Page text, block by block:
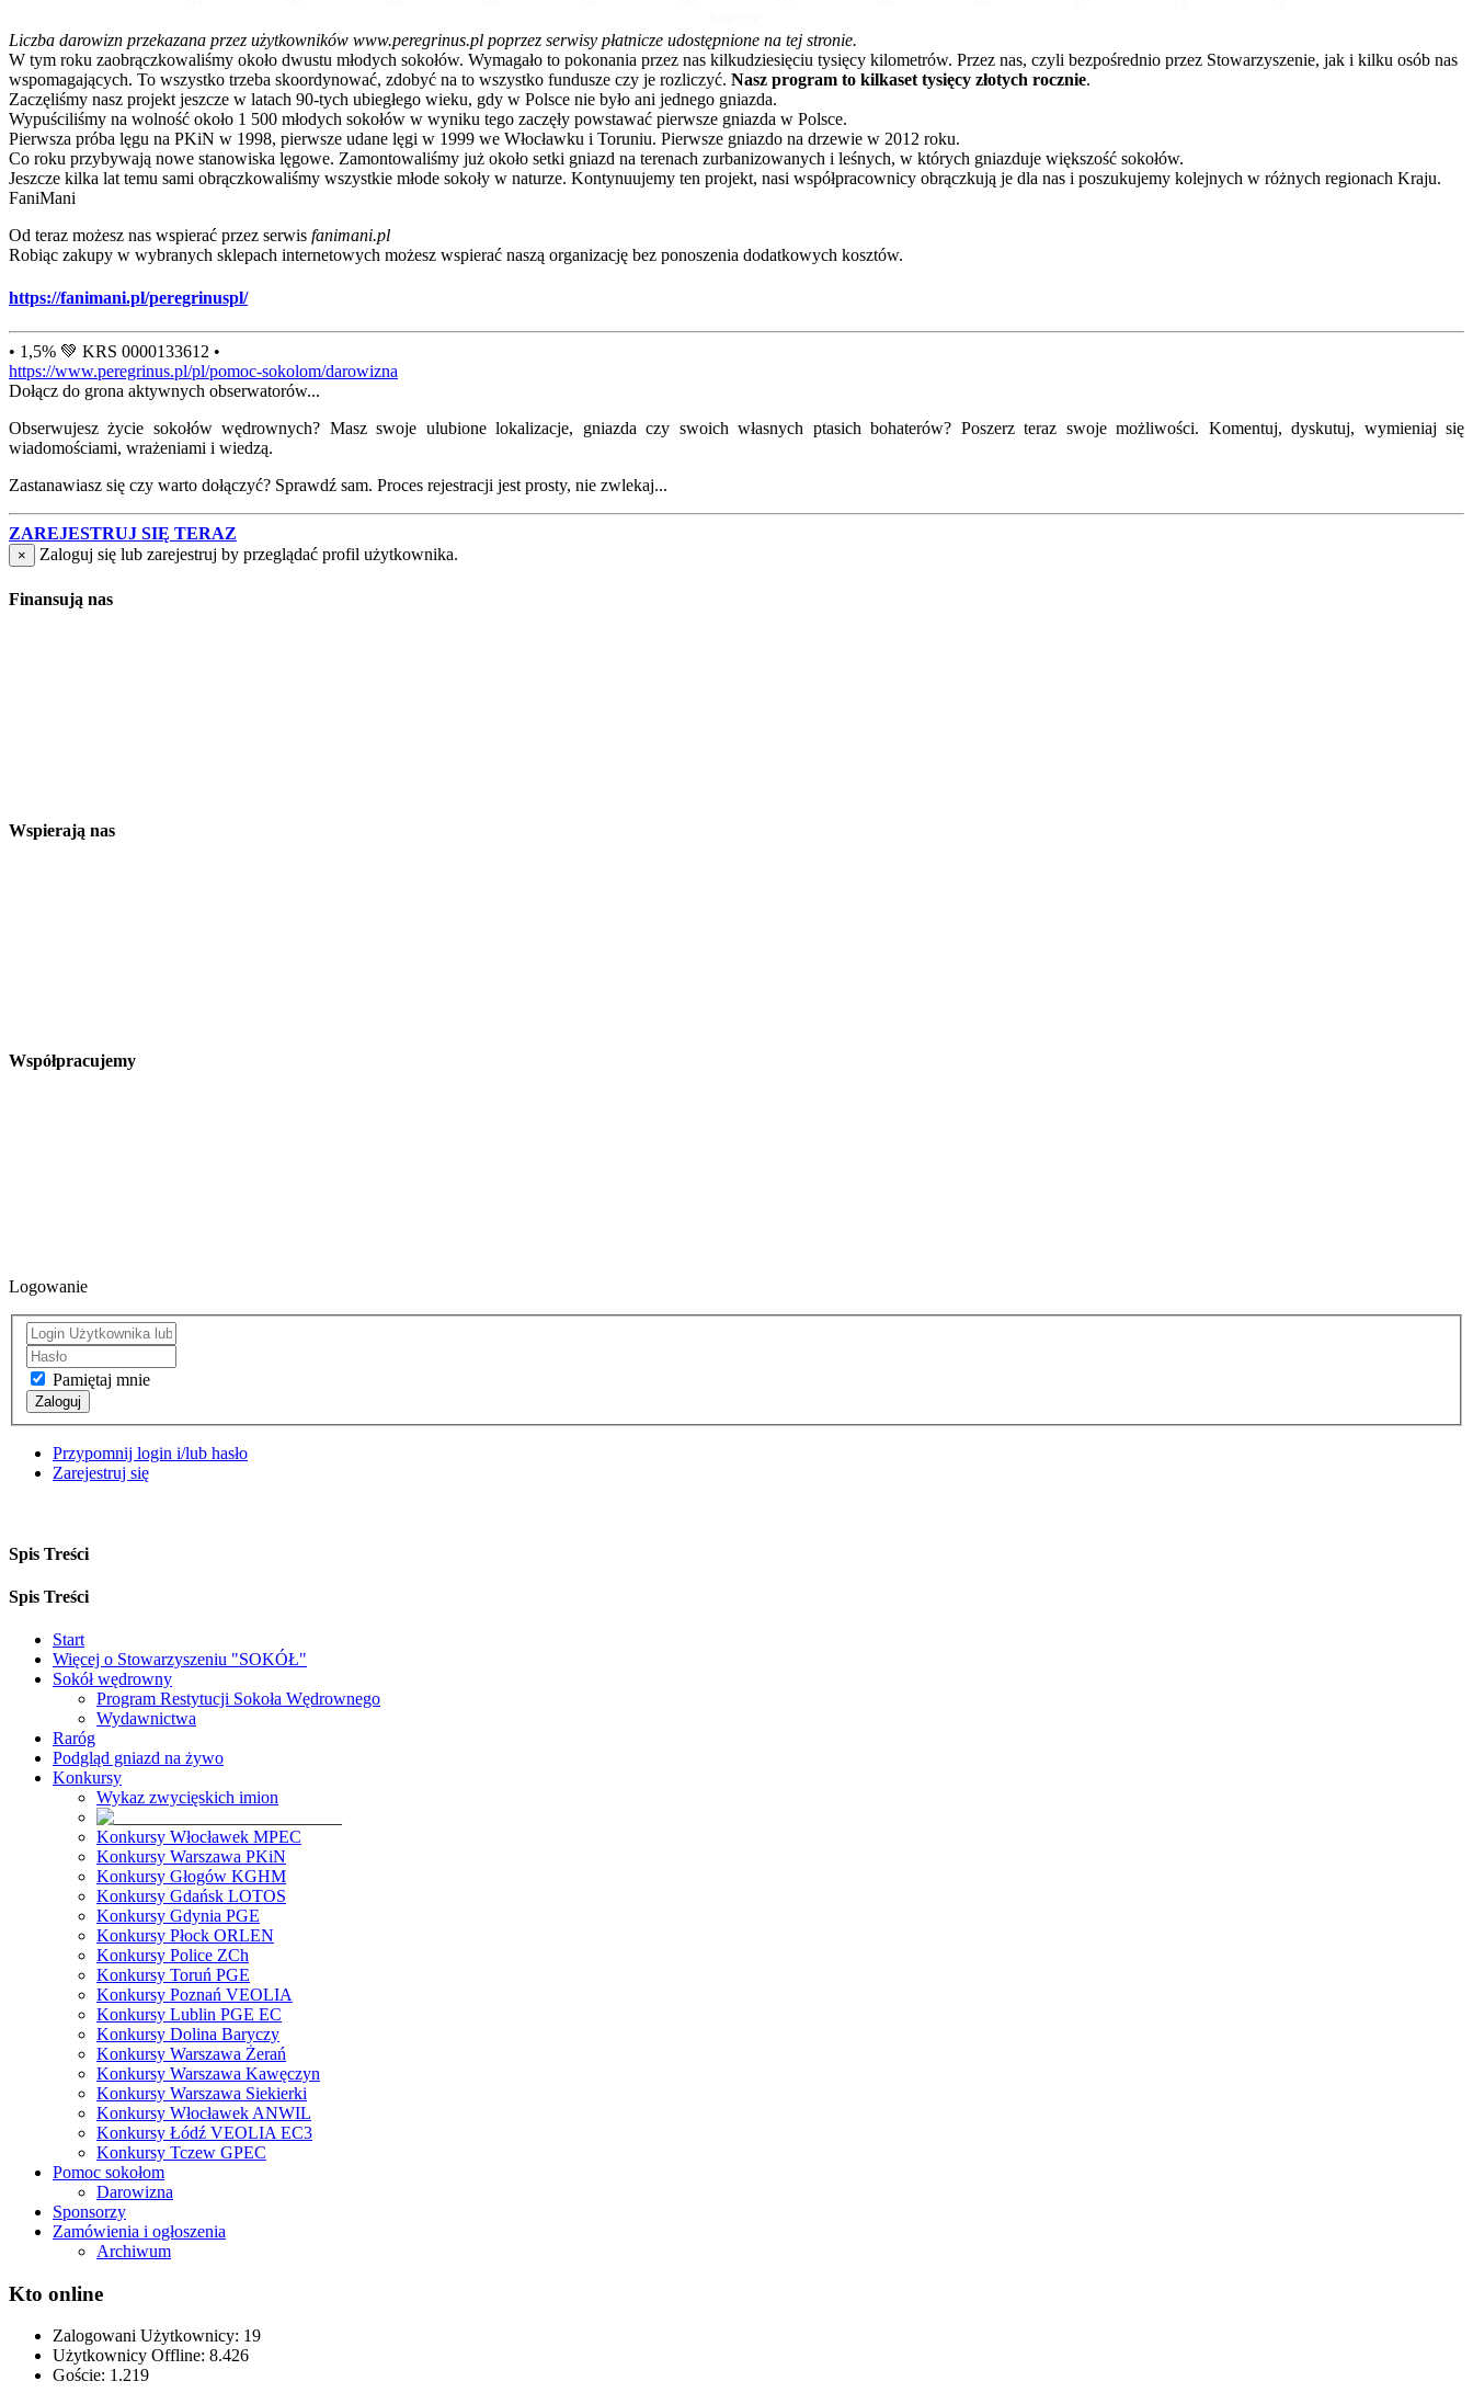
Liczba darowizn przekazana przez użytkowników www.peregrinus.pl poprzez serwisy płatnicze udostępnione na tej stronie.
W tym roku zaobrączkowaliśmy około dwustu młodych sokołów. Wymagało to pokonania przez nas kilkudziesięciu tysięcy kilometrów. Przez nas, czyli bezpośrednio przez Stowarzyszenie, jak i kilku osób nas
wspomagających. To wszystko trzeba skoordynować, zdobyć na to wszystko fundusze czy je rozliczyć. Nasz program to kilkaset tysięcy złotych rocznie.
Zaczęliśmy nasz projekt jeszcze w latach 90-tych ubiegłego wieku, gdy w Polsce nie było ani jednego gniazda.
Wypuściliśmy na wolność około 1 500 młodych sokołów w wyniku tego zaczęły powstawać pierwsze gniazda w Polsce.
Pierwsza próba lęgu na PKiN w 1998, pierwsze udane lęgi w 1999 we Włocławku i Toruniu. Pierwsze gniazdo na drzewie w 2012 roku.
Co roku przybywają nowe stanowiska lęgowe. Zamontowaliśmy już około setki gniazd na terenach zurbanizowanych i leśnych, w których gniazduje większość sokołów.
Jeszcze kilka lat temu sami obrączkowaliśmy wszystkie młode sokoły w naturze. Kontynuujemy ten projekt, nasi współpracownicy obrączkują je dla nas i poszukujemy kolejnych w różnych regionach Kraju.
FaniMani
Od teraz możesz nas wspierać przez serwis fanimani.pl
Robiąc zakupy w wybranych sklepach internetowych możesz wspierać naszą organizację bez ponoszenia dodatkowych kosztów.
https://fanimani.pl/peregrinuspl/
• 1,5% 💚 KRS 0000133612 •
https://www.peregrinus.pl/pl/pomoc-sokolom/darowizna
Dołącz do grona aktywnych obserwatorów...
Obserwujesz życie sokołów wędrownych? Masz swoje ulubione lokalizacje, gniazda czy swoich własnych ptasich bohaterów? Poszerz teraz swoje możliwości. Komentuj, dyskutuj, wymieniaj się
wiadomościami, wrażeniami i wiedzą.
Zastanawiasz się czy warto dołączyć? Sprawdź sam. Proces rejestracji jest prosty, nie zwlekaj...
ZAREJESTRUJ SIĘ TERAZ
× Zaloguj się lub zarejestruj by przeglądać profil użytkownika.
Finansują nas
Wspierają nas
Współpracujemy
Logowanie
Pamiętaj mnie
Zaloguj
Przypomnij login i/lub hasło
Zarejestruj się
Spis Treści
Spis Treści
Start
Więcej o Stowarzyszeniu "SOKÓŁ"
Sokół wędrowny
Program Restytucji Sokoła Wędrownego
Wydawnictwa
Raróg
Podgląd gniazd na żywo
Konkursy
Wykaz zwycięskich imion
Konkursy Włocławek MPEC
Konkursy Warszawa PKiN
Konkursy Głogów KGHM
Konkursy Gdańsk LOTOS
Konkursy Gdynia PGE
Konkursy Płock ORLEN
Konkursy Police ZCh
Konkursy Toruń PGE
Konkursy Poznań VEOLIA
Konkursy Lublin PGE EC
Konkursy Dolina Baryczy
Konkursy Warszawa Żerań
Konkursy Warszawa Kawęczyn
Konkursy Warszawa Siekierki
Konkursy Włocławek ANWIL
Konkursy Łódź VEOLIA EC3
Konkursy Tczew GPEC
Pomoc sokołom
Darowizna
Sponsorzy
Zamówienia i ogłoszenia
Archiwum
Kto online
Zalogowani Użytkownicy: 19
Użytkownicy Offline: 8.426
Goście: 1.219